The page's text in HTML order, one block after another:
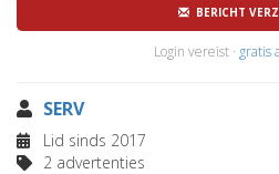
BERICHT
Login vereist · gratis
SERV
Lid sinds 2017
2 advertenties